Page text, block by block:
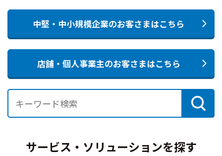
中堅・中小規模企業のお客さまはこちら
店舗・個人事業主のお客さまはこちら
サービス・ソリューションを探す